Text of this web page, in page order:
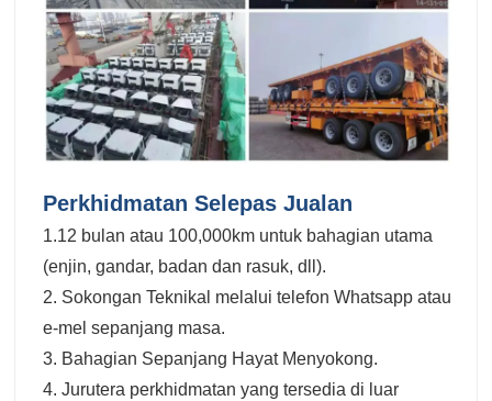
Perkhidmatan Selepas Jualan
1.12 bulan atau 100,000km untuk bahagian utama
(enjin, gandar, badan dan rasuk, dll).
2. Sokongan Teknikal melalui telefon Whatsapp atau
e-mel sepanjang masa.
3. Bahagian Sepanjang Hayat Menyokong.
4. Jurutera perkhidmatan yang tersedia di luar